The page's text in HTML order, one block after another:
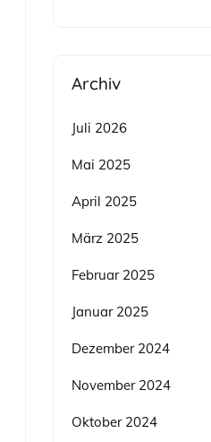
Archiv
Juli 2026
Mai 2025
April 2025
März 2025
Februar 2025
Januar 2025
Dezember 2024
November 2024
Oktober 2024